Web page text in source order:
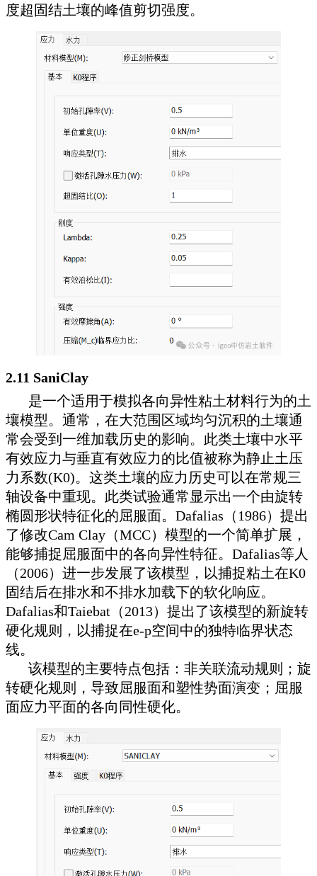
度超固结土壤的峰值剪切强度。
2.11 SaniClay
是一个适用于模拟各向异性粘土材料行为的土
壤模型。通常，在大范围区域均匀沉积的土壤通
常会受到一维加载历史的影响。此类土壤中水平
有效应力与垂直有效应力的比值被称为静止土压
力系数(K0)。这类土壤的应力历史可以在常规三
轴设备中重现。此类试验通常显示出一个由旋转
椭圆形状特征化的屈服面。Dafalias（1986）提出
了修改Cam Clay（MCC）模型的一个简单扩展，
能够捕捉屈服面中的各向异性特征。Dafalias等人
（2006）进一步发展了该模型，以捕捉粘土在K0
固结后在排水和不排水加载下的软化响应。
Dafalias和Taiebat（2013）提出了该模型的新旋转
硬化规则，以捕捉在e-p空间中的独特临界状态
线。
该模型的主要特点包括：非关联流动规则；旋
转硬化规则，导致屈服面和塑性势面演变；屈服
面应力平面的各向同性硬化。